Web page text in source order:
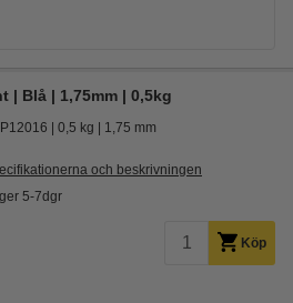
| Blå | 1,75mm | 0,5kg
0,5 kg 1,75 mm
och beskrivningen
5-7dgr
Köp